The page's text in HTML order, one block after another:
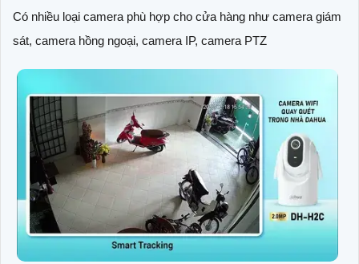
Có nhiều loại camera phù hợp cho cửa hàng như camera giám
sát, camera hồng ngoại, camera IP, camera PTZ